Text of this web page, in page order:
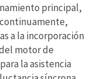
principal,
a la incorporación
motor de
la asistencia